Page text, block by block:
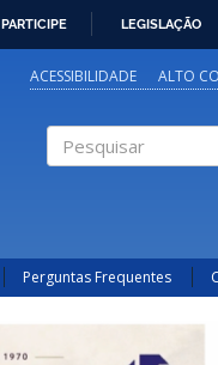
PARTICIPE LEGISLAÇÃO
ACESSIBILIDADE ALTO
Perguntas Frequentes